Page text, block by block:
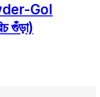
Gol
গুঁড়া)